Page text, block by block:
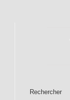
Rechercher